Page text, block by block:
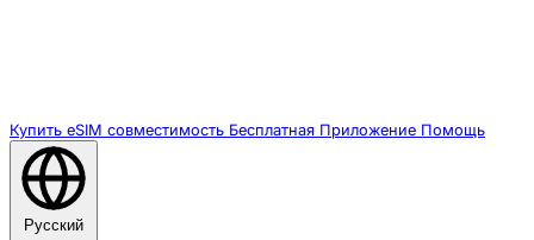
Купить eSIM совместимость Бесплатная Приложение Помощь
Русский